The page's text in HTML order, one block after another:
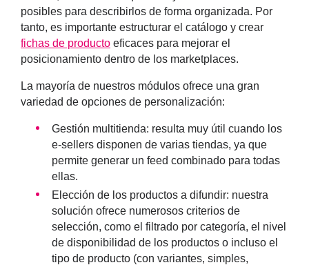
posibles para describirlos de forma organizada. Por
tanto, es importante estructurar el catálogo y crear
fichas de producto eficaces para mejorar el
posicionamiento dentro de los marketplaces.
La mayoría de nuestros módulos ofrece una gran
variedad de opciones de personalización:
Gestión multitienda: resulta muy útil cuando los
e-sellers disponen de varias tiendas, ya que
permite generar un feed combinado para todas
ellas.
Elección de los productos a difundir: nuestra
solución ofrece numerosos criterios de
selección, como el filtrado por categoría, el nivel
de disponibilidad de los productos o incluso el
tipo de producto (con variantes, simples,